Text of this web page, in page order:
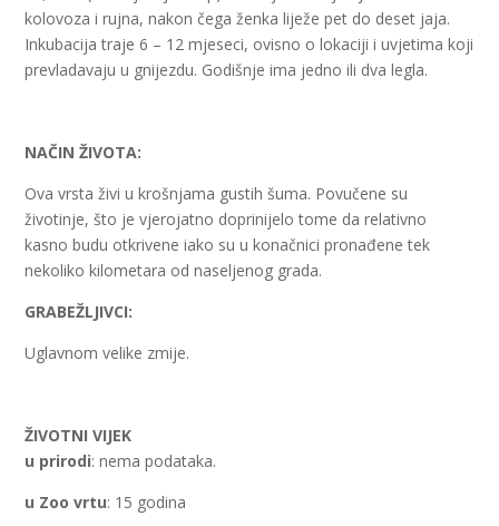
kolovoza i rujna, nakon čega ženka liježe pet do deset jaja.
Inkubacija traje 6 – 12 mjeseci, ovisno o lokaciji i uvjetima koji
prevladavaju u gnijezdu. Godišnje ima jedno ili dva legla.
NAČIN ŽIVOTA:
Ova vrsta živi u krošnjama gustih šuma. Povučene su
životinje, što je vjerojatno doprinijelo tome da relativno
kasno budu otkrivene iako su u konačnici pronađene tek
nekoliko kilometara od naseljenog grada.
GRABEŽLJIVCI:
Uglavnom velike zmije.
ŽIVOTNI VIJEK
u prirodi: nema podataka.
u Zoo vrtu: 15 godina